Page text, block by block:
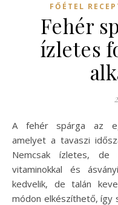
FŐÉTEL
Fehér
ízletes
A fehér spárga az egyik legkülönlegesebb zöldség,
amelyet a tavaszi
Nemcsak ízletes,
vitaminokkal és
kedvelik, de talán
módon elkészíthető, így